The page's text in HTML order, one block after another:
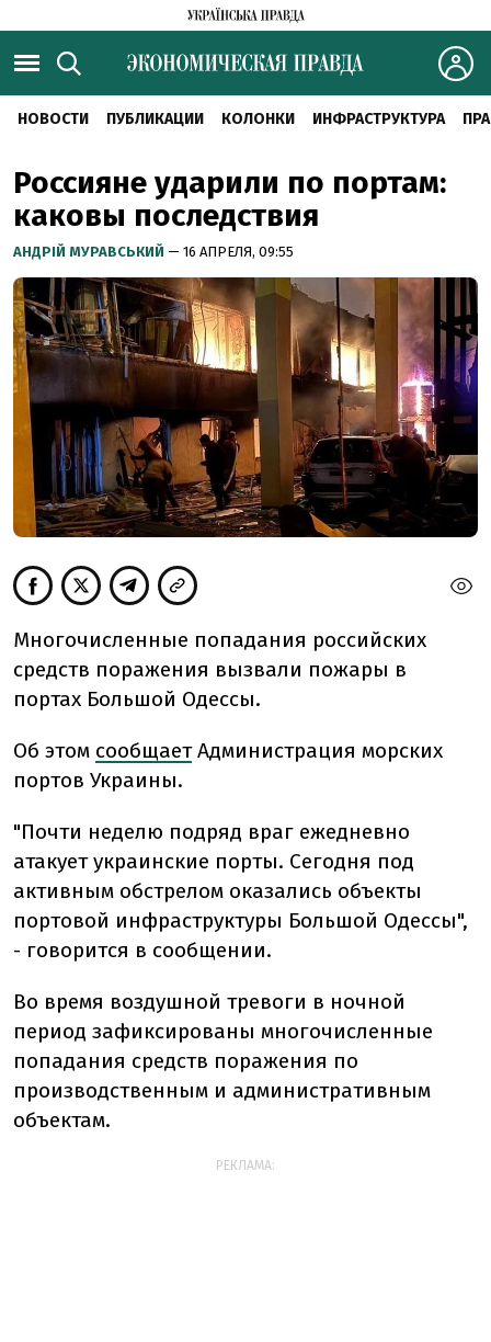
НОВОСТИ ПУБЛИКАЦИИ КОЛОНКИ ИНФРАСТРУКТУРА
Россияне ударили по портам:
каковы последствия
АНДРІЙ МУРАВСЬКИЙ — 16 АПРЕЛЯ, 09:55
Многочисленные попадания российских
средств поражения вызвали пожары в
портах Большой Одессы.
Об этом сообщает Администрация морских
портов Украины.
"Почти неделю подряд враг ежедневно
атакует украинские порты. Сегодня под
активным обстрелом оказались объекты
портовой инфраструктуры Большой Одессы",
- говорится в сообщении.
Во время воздушной тревоги в ночной
период зафиксированы многочисленные
попадания средств поражения по
производственным и административным
объектам.
РЕКЛАМА: